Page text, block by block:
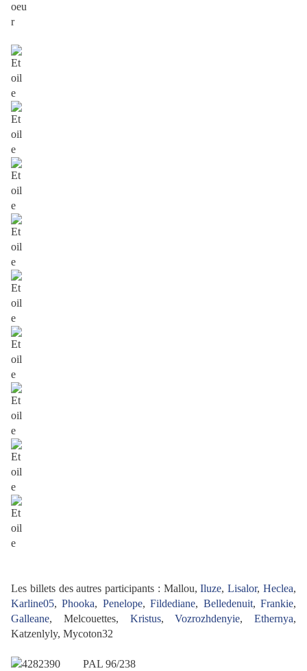
Les billets des autres participants : Mallou,Iluze,Lisalor,Heclea,
Karline05,Phooka, Penelope,Fildediane, Belledenuit,Frankie,
Galleane, Melcouettes, Kristus,Vozrozhdenyie, Ethernya,
Katzenlyly, Mycoton32
PAL 96/238